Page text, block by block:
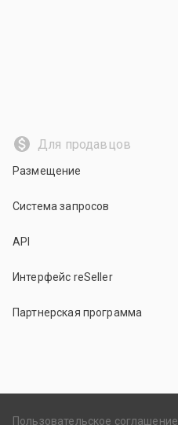
Для продавцов
Размещение
Система запросов
API
Интерфейс reSeller
Партнерская программа
Пользовательское соглашение